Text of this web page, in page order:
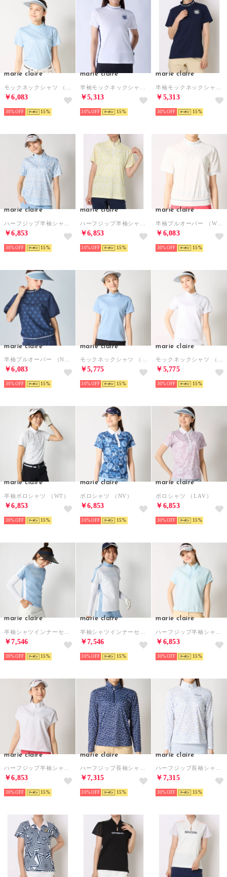
marie claire
￥6,083
30% 15
marie claire
￥5,313
30% 15
marie claire
￥5,313
30% 15
marie claire
￥6,853
30% 15
marie claire
￥6,853
30% 15
marie claire
￥6,083
30% 15
marie claire
￥6,083
30% 15
marie claire
￥5,775
30% 15
marie claire
￥5,775
30% 15
marie claire
半袖ポロシャツ （WT）
￥6,853
30% 15
marie claire
ポロシャツ （NV）
￥6,853
30% 15
marie claire
ポロシャツ （LAV）
￥6,853
30% 15
marie claire
￥7,546
30% 15
marie claire
￥7,546
30% 15
marie claire
￥6,853
30% 15
marie claire
￥6,853
30% 15
marie claire
￥7,315
30% 15
marie claire
￥7,315
30% 15